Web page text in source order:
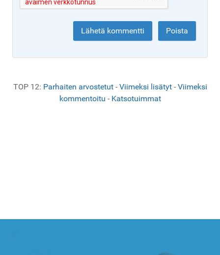
TOP 12: Parhaiten arvostetut- Viimeksi lisätyt- Viimeksi
kommentoitu - Katsotuimmat